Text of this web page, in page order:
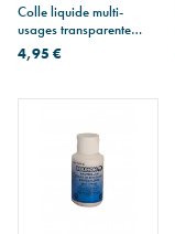
Colle liquide multi-
usages transparente
PRITT 100 ml
4,95 €